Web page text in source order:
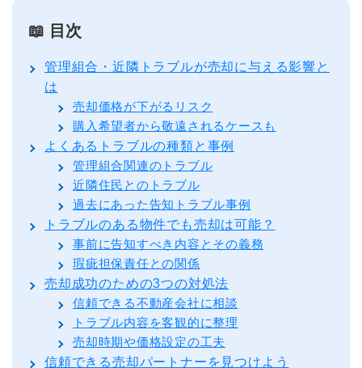
📖 目次
管理組合・近隣トラブルが売却に与える影響と
は
売却価格が下がるリスク
購入希望者から敬遠されるケースも
よくあるトラブルの種類と事例
管理組合関連のトラブル
近隣住民とのトラブル
過去にあった告知トラブル事例
トラブルのある物件でも売却は可能？
事前に告知すべき内容とその義務
瑕疵担保責任との関係
売却成功のための3つの対処法
信頼できる不動産会社に相談
トラブル内容を客観的に整理
売却時期や価格設定の工夫
信頼できる売却パートナーを見つけよう